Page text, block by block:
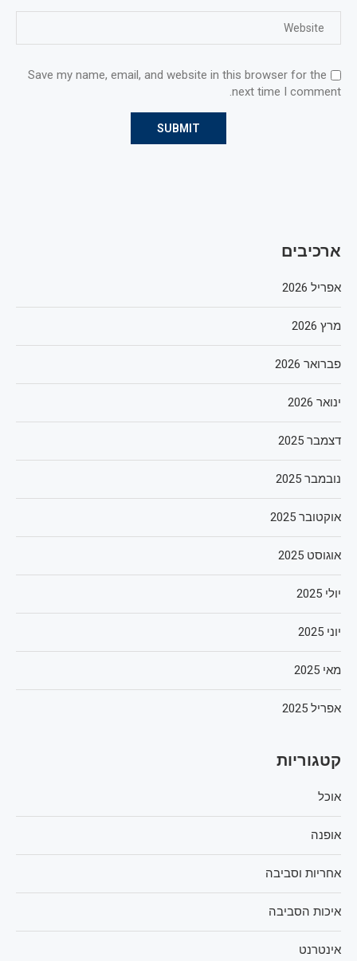
Save my name, email, and website in this browser for the
next time I comment.
ארכיבים
אפריל 2026
מרץ 2026
פברואר 2026
ינואר 2026
דצמבר 2025
נובמבר 2025
אוקטובר 2025
אוגוסט 2025
יולי 2025
יוני 2025
מאי 2025
אפריל 2025
קטגוריות
אוכל
אופנה
אחריות וסביבה
איכות הסביבה
אינטרנט